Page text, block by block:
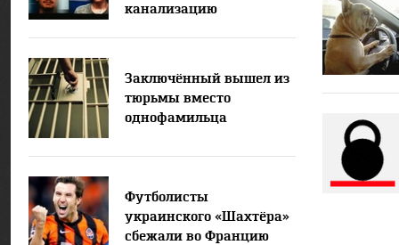
канализацию
Заключённый вышел из
тюрьмы вместо
однофамильца
Футболисты
украинского «Шахтёра»
сбежали во Францию